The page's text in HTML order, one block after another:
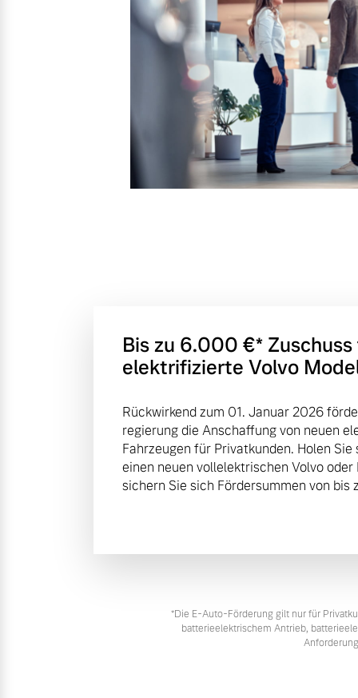
Mehr erfahren
Entdecken Sie unsere saisonalen
Mehr erfahren
Finanzierung & Leasing
Bis zu 6.000 €⁠* Zuschuss
elektrifizierte Volvo
Rückwirkend zum 01. Januar 2026
regierung die Anschaffung von neuen
Fahrzeugen für Privatkunden. Holen
einen neuen vollelektrischen Volvo
sichern Sie sich Fördersummen von bis
*Die E‑Auto-Förderung gilt nur für
batterieelektrischem Antrieb,